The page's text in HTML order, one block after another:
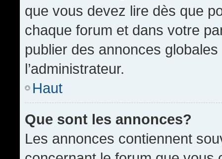
que vous devez lire dès que
chaque forum et dans votre
publier des annonces
l’administrateur.
Haut
Que sont les annonces?
Les annonces contiennent